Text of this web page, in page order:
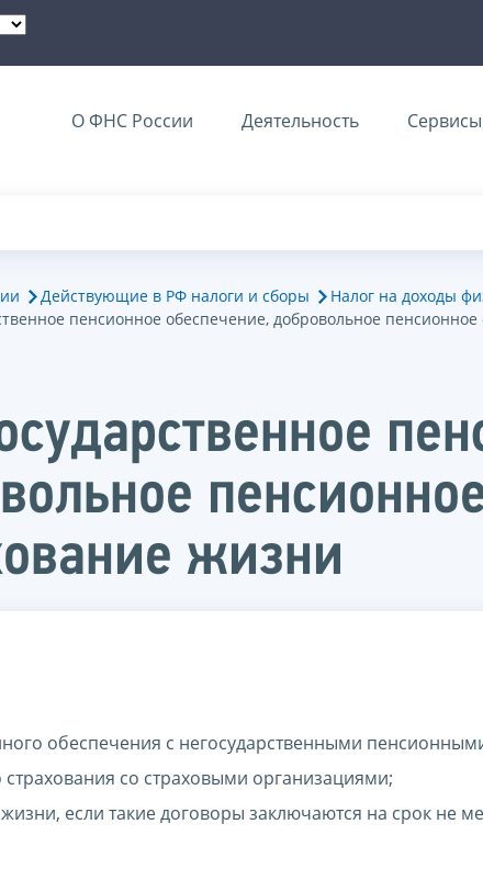
О ФНС России Деятельность Сервисы
Действующие в РФ налоги и сборы Налог на доходы
пенсионное обеспечение, добровольное
жизни
обеспечения с негосударственными
со страховыми организациями;
если такие договоры заключаются на срок не